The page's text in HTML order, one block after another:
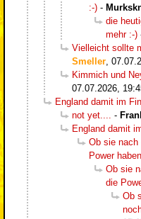
:-) -
die
mehr :-)
Vielleicht sollte
Smeller
Kimmich und
07.07.2026,
England damit im
not yet....
-
England damit
Ob sie nach
Power haben
Ob sie
die
Ob